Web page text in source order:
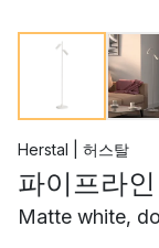
Herstal | 허스탈
파이프라
Matte white,